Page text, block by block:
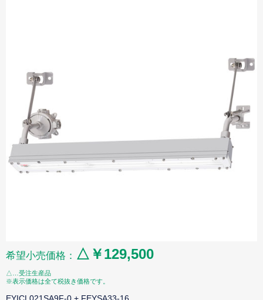
希望小売価格： △￥129,500
△…受注生産品
※表示価格は全て税抜き価格です。